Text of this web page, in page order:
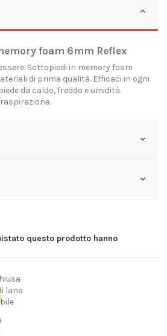
foam 6mm Reflex
Sottopiedi in memory foam
di prima qualità. Efficaci in ogni
da caldo, freddo e umidità.
questo prodotto hanno